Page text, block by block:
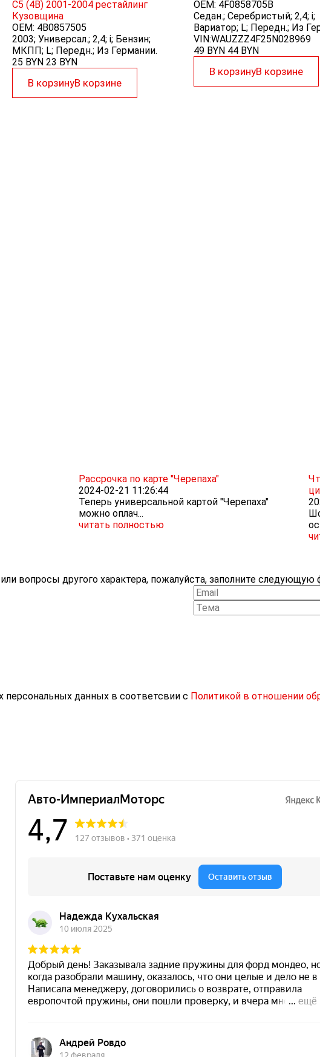
C5 (4B) 2001-2004 рестайлинг
Кузовщина
OEM: 4B0857505
2003; Универсал.; 2,4; i; Бензин;
МКПП; L; Передн.; Из Германии.
25 BYN 23 BYN
В корзинуВ корзине
OEM: 4F0858705B
Седан.; Серебристый; 2,4; i;
Вариатор; L; Передн.; Из
VIN:WAUZZZ4F25N028969
49 BYN 44 BYN
В корзинуВ корзине
Рассрочка по карте "Черепаха"
2024-02-21 11:26:44
Теперь универсальной картой "Черепаха"
можно оплач...
читать полностью
вопросы другого характера, пожалуйста, заполните
персональных данных в соответсвии с Политикой в отношении